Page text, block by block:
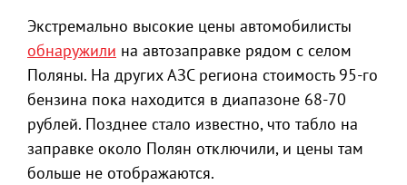
Экстремально высокие цены автомобилисты
обнаружили на автозаправке рядом с селом
Поляны. На других АЗС региона стоимость 95-го
бензина пока находится в диапазоне 68-70
рублей. Позднее стало известно, что табло на
заправке около Полян отключили, и цены там
больше не отображаются.